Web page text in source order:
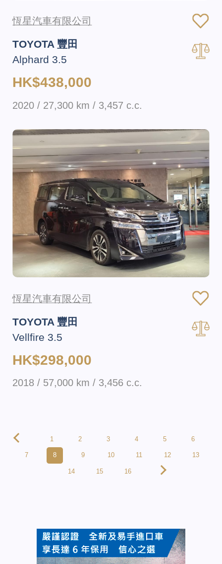
恆星汽車有限公司
TOYOTA 豐田
Alphard 3.5
HK$438,000
2020 / 27,300 km / 3,457 c.c.
恆星汽車有限公司
TOYOTA 豐田
Vellfire 3.5
HK$298,000
2018 / 57,000 km / 3,456 c.c.
1 2 3 4 5 6
7 8 9 10 11 12 13
14 15 16